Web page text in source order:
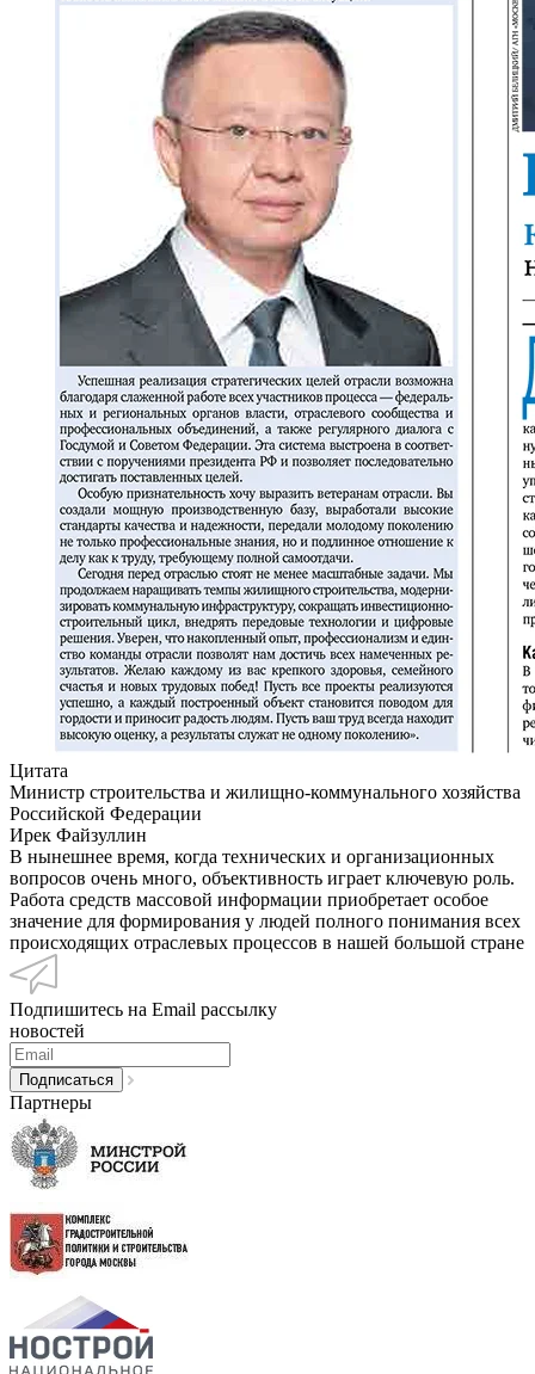
Цитата
Министр строительства и жилищно-коммунального хозяйства
Российской Федерации
Ирек Файзуллин
В нынешнее время, когда технических и организационных
вопросов очень много, объективность играет ключевую роль.
Работа средств массовой информации приобретает особое
значение для формирования у людей полного понимания всех
происходящих отраслевых процессов в нашей большой стране
Подпишитесь на Email рассылку
новостей
Партнеры